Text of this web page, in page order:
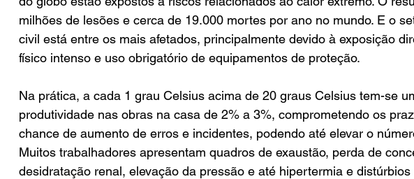
milhões de lesões e cerca de 19.000 mortes por ano no mundo. E o
civil está entre os mais afetados, principalmente devido à exposição
físico intenso e uso obrigatório de equipamentos de proteção.
Na prática, a cada 1 grau Celsius acima de 20 graus Celsius tem-se
produtividade nas obras na casa de 2% a 3%, comprometendo os
chance de aumento de erros e incidentes, podendo até elevar o
Muitos trabalhadores apresentam quadros de exaustão, perda de
desidratação renal, elevação da pressão e até hipertermia e